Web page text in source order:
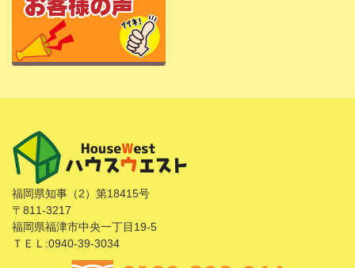
福岡県知事（2）第18415号
〒811-3217
福岡県福津市中央一丁目19-5
ＴＥＬ:0940-39-3034